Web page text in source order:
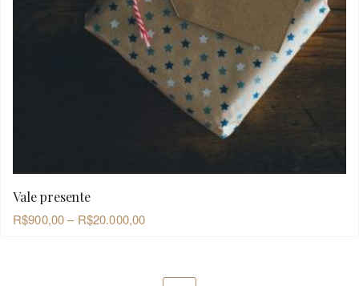
OLHADA RÁPIDA
Vale presente
R$900,00– R$20.000,00